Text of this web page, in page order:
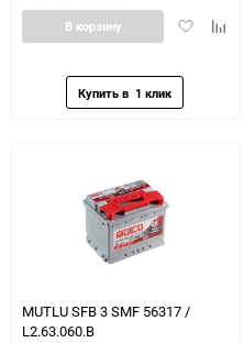
Добавить
В корзину
MUTLU SFB 3 SMF 56317 /
L2.63.060.B